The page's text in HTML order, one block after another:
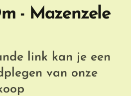
- Mazenzele
link kan je een
van onze